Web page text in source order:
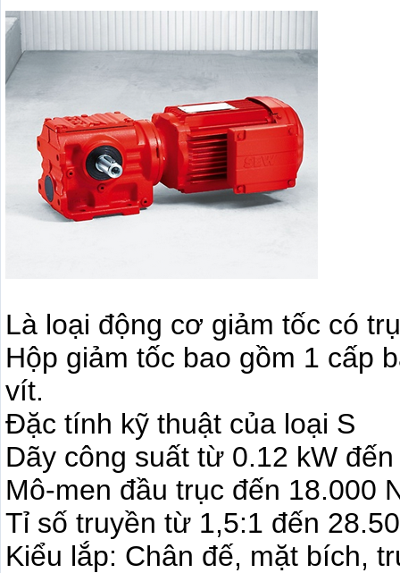
Là loại động cơ giảm tốc có
Hộp giảm tốc bao gồm 1 cấp
vít.
Đặc tính kỹ thuật của loại S
Dãy công suất từ 0.12 kW
Mô-men đầu trục đến 18.000
Tỉ số truyền từ 1,5:1 đến
Kiểu lắp: Chân đế, mặt bích,